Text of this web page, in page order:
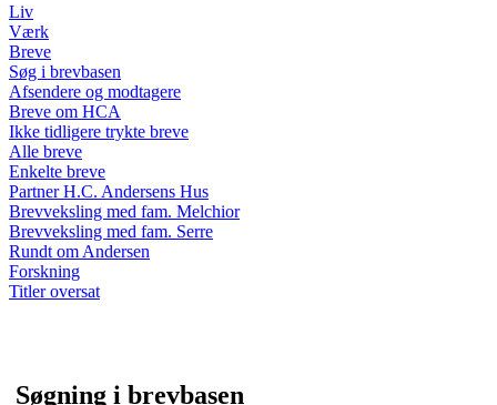
Liv
Værk
Breve
Søg i brevbasen
Afsendere og modtagere
Breve om HCA
Ikke tidligere trykte breve
Alle breve
Enkelte breve
Partner H.C. Andersens Hus
Brevveksling med fam. Melchior
Brevveksling med fam. Serre
Rundt om Andersen
Forskning
Titler oversat
Søgning i brevbasen